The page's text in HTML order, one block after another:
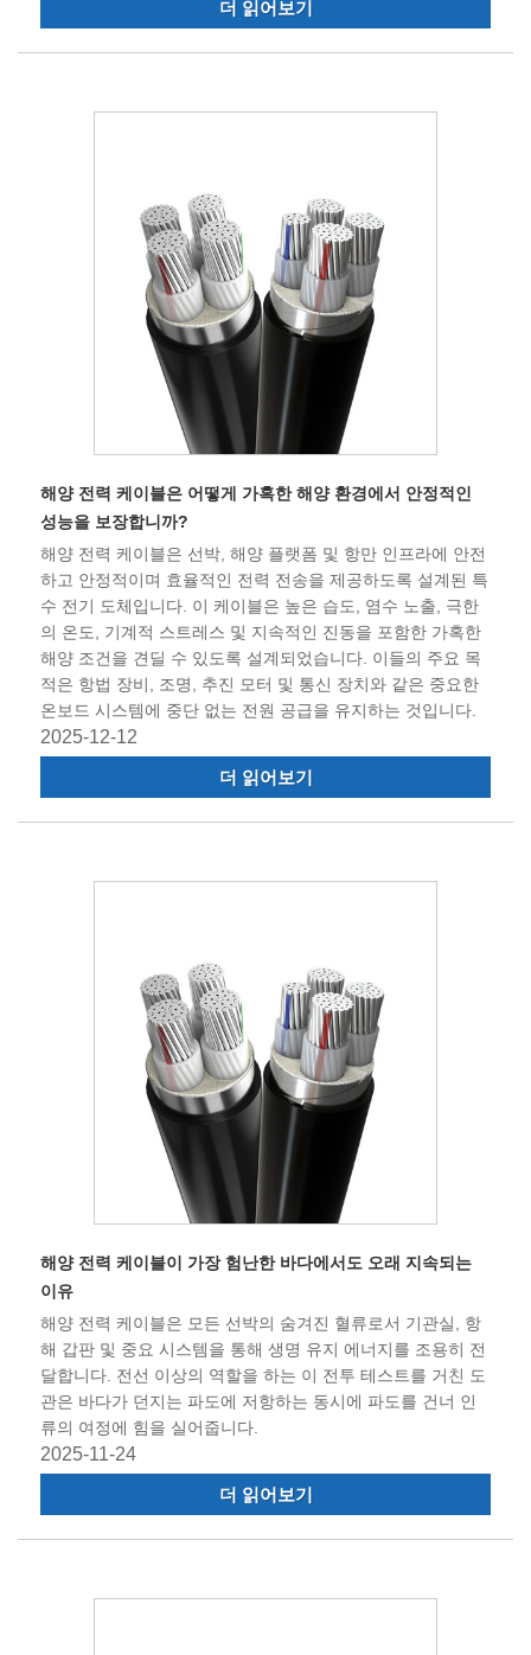
더 읽어보기
해양 전력 케이블은 어떻게 가혹한 해양 환경에서 안정적인
성능을 보장합니까?
해양 전력 케이블은 선박, 해양 플랫폼 및 항만 인프라에 안전
하고 안정적이며 효율적인 전력 전송을 제공하도록 설계된 특
수 전기 도체입니다. 이 케이블은 높은 습도, 염수 노출, 극한
의 온도, 기계적 스트레스 및 지속적인 진동을 포함한 가혹한
해양 조건을 견딜 수 있도록 설계되었습니다. 이들의 주요 목
적은 항법 장비, 조명, 추진 모터 및 통신 장치와 같은 중요한
온보드 시스템에 중단 없는 전원 공급을 유지하는 것입니다.
2025-12-12
더 읽어보기
해양 전력 케이블이 가장 험난한 바다에서도 오래 지속되는
이유
해양 전력 케이블은 모든 선박의 숨겨진 혈류로서 기관실, 항
해 갑판 및 중요 시스템을 통해 생명 유지 에너지를 조용히 전
달합니다. 전선 이상의 역할을 하는 이 전투 테스트를 거친 도
관은 바다가 던지는 파도에 저항하는 동시에 파도를 건너 인
류의 여정에 힘을 실어줍니다.
2025-11-24
더 읽어보기